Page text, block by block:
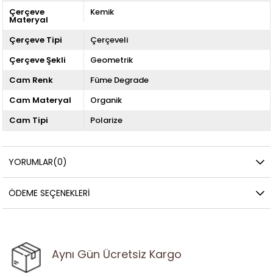
Çerçeve
Materyal
Kemik
Çerçeve Tipi
Çerçeveli
Çerçeve Şekli
Geometrik
Cam Renk
Füme Degrade
Cam Materyal
Organik
Cam Tipi
Polarize
YORUMLAR(0)
ÖDEME SEÇENEKLERI
Aynı Gün Ücretsiz Kargo